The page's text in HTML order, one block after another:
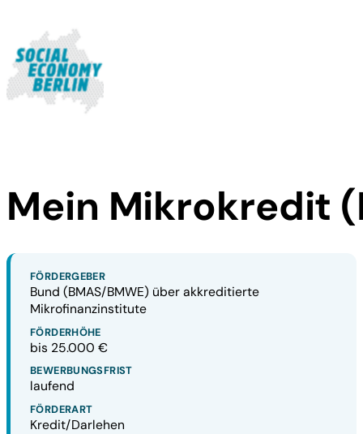
Mein Mikrokredit
FÖRDERGEBER
Bund (BMAS/BMWE) über akkreditierte
Mikrofinanzinstitute
FÖRDERHÖHE
bis 25.000 €
BEWERBUNGSFRIST
laufend
FÖRDERART
Kredit/Darlehen